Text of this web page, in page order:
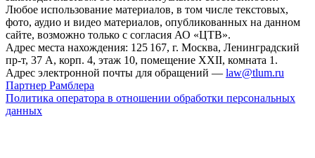
Любое использование материалов, в том числе текстовых,
фото, аудио и видео материалов, опубликованных на данном
сайте, возможно только с согласия АО «ЦТВ».
Адрес места нахождения: 125 167, г. Москва, Ленинградский
пр-т, 37 А, корп. 4, этаж 10, помещение XXII, комната 1.
Адрес электронной почты для обращений — law@tlum.ru
Партнер Рамблера
Политика оператора в отношении обработки персональных
данных